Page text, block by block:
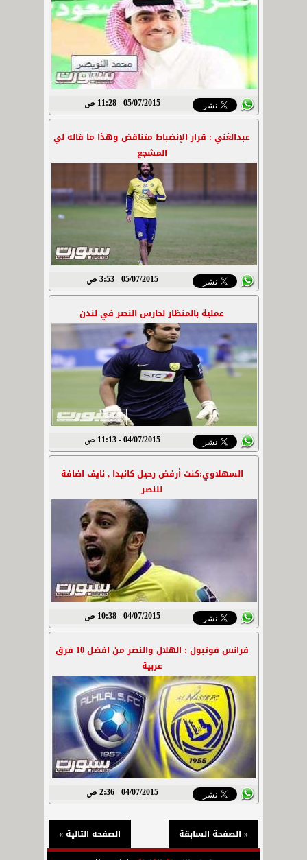
05/07/2015 - 11:28 ص
عبدالغني : قرار الإنضباط متناقض وهذا ما قاله لي
المشجع
05/07/2015 - 3:53 ص
عملية بالمنظار لحارس النصر في لندن
04/07/2015 - 11:13 ص
السهلاوي:كنت أرفض رحيل كانيدا , نايف اضافة
للنصر
04/07/2015 - 10:38 ص
فرانس فوتبول : الهلال والنصر من افضل 10 فرق
عربية
04/07/2015 - 2:36 ص
الصفحه التالية » « الصفحة السابقة